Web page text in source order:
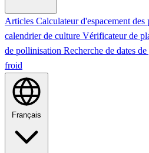
Articles Calculateur d'espacement des
calendrier de culture Vérificateur de
de pollinisation Recherche de dates de
froid
Français